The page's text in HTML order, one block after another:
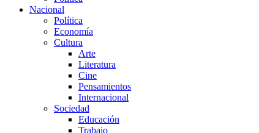
Nacional
Política
Economía
Cultura
Arte
Literatura
Cine
Pensamientos
Internacional
Sociedad
Educación
Trabajo